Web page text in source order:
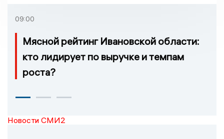
09:00
Мясной рейтинг Ивановской области:
кто лидирует по выручке и темпам
роста?
Новости СМИ2